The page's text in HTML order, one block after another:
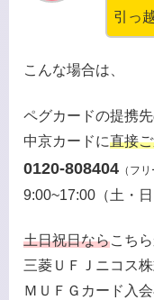
引っ
こんな場合は、
ペグカードの提携先
中京カードに直接
0120-808404 （フ
9:00~17:00（土・日
土日祝日ならこちら
三菱ＵＦＪニコス
ＭＵＦＧカード入